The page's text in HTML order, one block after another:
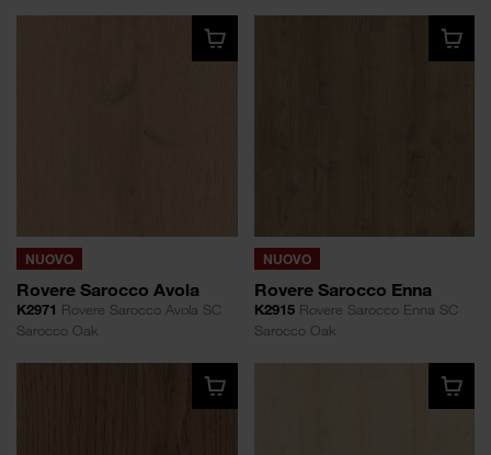
NUOVO
Rovere Sarocco Avola
K2971 Rovere Sarocco Avola SC
Sarocco Oak
NUOVO
Rovere Sarocco Enna
K2915Rovere Sarocco Enna SC
Sarocco Oak